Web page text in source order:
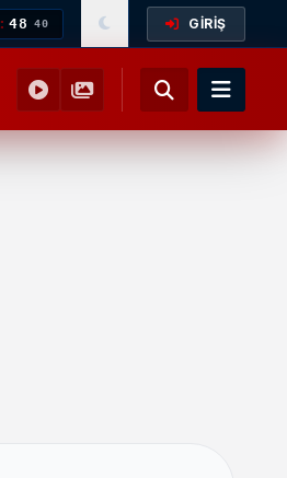
: 48 41 GİRİŞ
YEMEK TARIFLERI SAĞLIK